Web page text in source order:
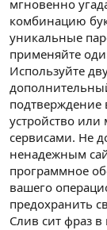
мгновенно
комбинацию
уникальные
применяйте
Используйте
подтверждение
устройство
сервисами. Не
ненадежным
программное
вашего
предохранить
Слив сит фраз